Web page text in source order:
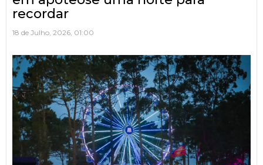
recordar
18 de Julho, 2026, 01:00